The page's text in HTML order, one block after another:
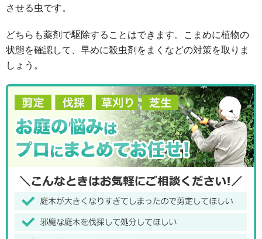
させる虫です。
どちらも薬剤で駆除することはできます。こまめに植物の
状態を確認して、早めに殺虫剤をまくなどの対策を取りま
しょう。